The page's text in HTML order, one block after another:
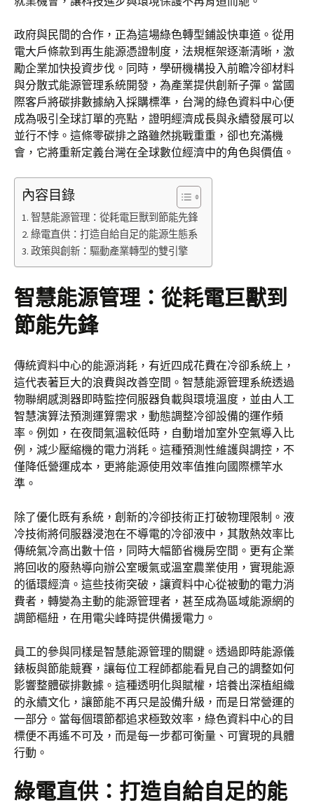
政府與民間的合作，正為這場綠色轉型鋪設快車道。從用
電大戶條款到再生能源憑證制度，法規框架逐漸清晰，激
勵企業加快投資步伐。同時，學研機構投入前瞻冷卻材料
與分散式能源管理系統開發，為產業提供創新子彈。當國
際客戶將碳排數據納入採購標準，台灣的綠色資料中心便
成為吸引全球訂單的亮點，證明經濟成長與永續發展可以
並行不悖。這條零碳排之路雖然挑戰重重，卻也充滿機
會，它將重新定義台灣在全球數位經濟中的角色與價值。
內容目錄
智慧能源管理：從耗電巨獸到節能先鋒
綠電直供：打造自給自足的能源生態系
政策與創新：驅動產業轉型的雙引擎
智慧能源管理：從耗電巨獸到
節能先鋒
傳統資料中心的能源消耗，有近四成花費在冷卻系統上，
這代表著巨大的浪費與改善空間。智慧能源管理系統透過
物聯網感測器即時監控伺服器負載與環境溫度，並由人工
智慧演算法預測運算需求，動態調整冷卻設備的運作頻
率。例如，在夜間氣溫較低時，自動增加室外空氣導入比
例，減少壓縮機的電力消耗。這種預測性維護與調控，不
僅降低營運成本，更將能源使用效率值推向國際標竿水
準。
除了優化既有系統，創新的冷卻技術正打破物理限制。液
冷技術將伺服器浸泡在不導電的冷卻液中，其散熱效率比
傳統氣冷高出數十倍，同時大幅節省機房空間。更有企業
將回收的廢熱導向辦公室暖氣或溫室農業使用，實現能源
的循環經濟。這些技術突破，讓資料中心從被動的電力消
費者，轉變為主動的能源管理者，甚至成為區域能源網的
調節樞紐，在用電尖峰時提供備援電力。
員工的參與同樣是智慧能源管理的關鍵。透過即時能源儀
錶板與節能競賽，讓每位工程師都能看見自己的調整如何
影響整體碳排數據。這種透明化與賦權，培養出深植組織
的永續文化，讓節能不再只是設備升級，而是日常營運的
一部分。當每個環節都追求極致效率，綠色資料中心的目
標便不再遙不可及，而是每一步都可衡量、可實現的具體
行動。
綠電直供：打造自給自足的能